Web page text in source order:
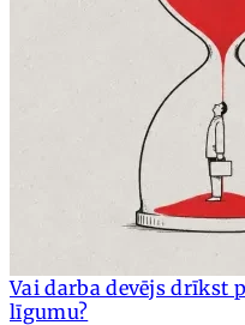
Vai darba devējs drīkst
līgumu?